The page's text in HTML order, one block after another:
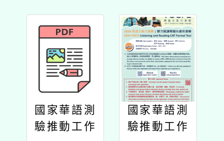
國家華語測
驗推動工作
國家華語測
驗推動工作